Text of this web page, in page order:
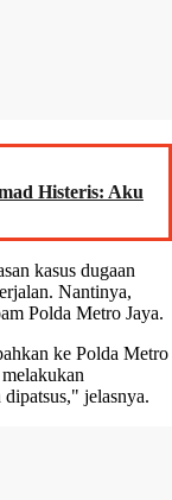
Histeris: Aku
kasus dugaan
Nantinya,
Polda Metro Jaya.
ke Polda Metro
dipatsus," jelasnya.